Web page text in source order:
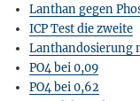
Lanthan gegen
ICP Test die zweite
Lanthandosierung
PO4 bei 0,09
PO4 bei 0,62